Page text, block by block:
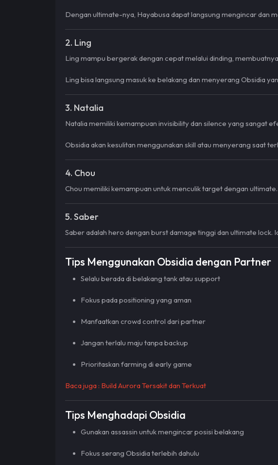
Dengan ultimate-nya, Hayabusa dapat langsung mengincar dan
2. Ling
Ling mampu bergerak dengan cepat melalui dinding,
Ling bisa langsung masuk ke belakang dan menyerang Obsidia
3. Natalia
Natalia memiliki kemampuan invisibility dan silence yang sangat
Obsidia akan kesulitan menggunakan skill atau menyerang saat
4. Chou
Chou memiliki kemampuan untuk menculik target dengan
5. Saber
Saber adalah hero dengan burst damage tinggi dan ultimate
Tips Menggunakan Obsidia dengan Partner
Selalu berada di belakang tank atau support
Fokus pada positioning yang aman
Manfaatkan crowd control dari partner
Jangan terlalu maju tanpa backup
Prioritaskan farming di early game
Baca juga : Build Aurora Tersakit dan Terkuat
Tips Menghadapi Obsidia
Gunakan assassin untuk mengincar posisi belakang
Fokus serang Obsidia terlebih dahulu